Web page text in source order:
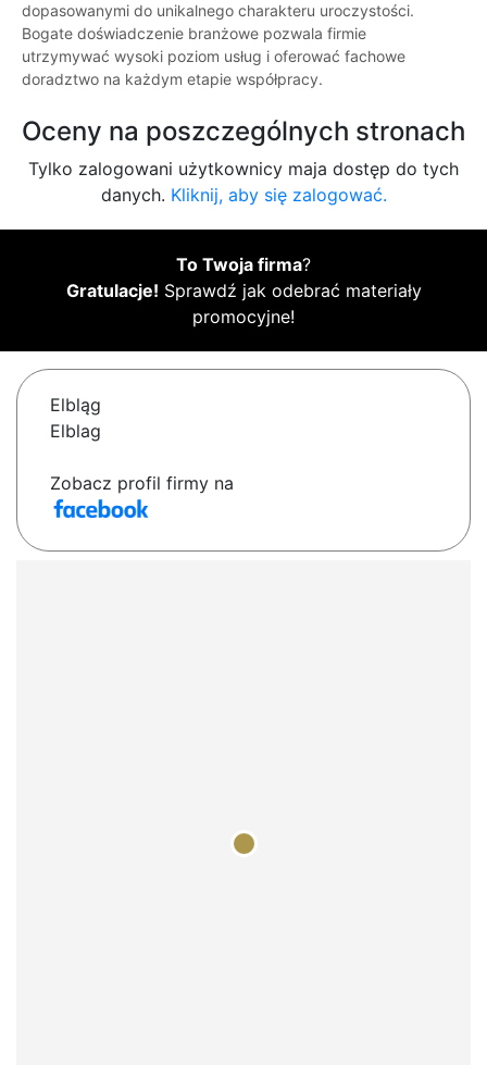
dopasowanymi do unikalnego charakteru uroczystości.
Bogate doświadczenie branżowe pozwala firmie
utrzymywać wysoki poziom usług i oferować fachowe
doradztwo na każdym etapie współpracy.
Oceny na poszczególnych stronach
Tylko zalogowani użytkownicy maja dostęp do tych
danych. Kliknij, aby się zalogować.
To Twoja firma?
Gratulacje! Sprawdź jak odebrać materiały
promocyjne!
Elbląg
Elblag
Zobacz profil firmy na